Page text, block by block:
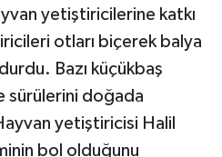
yetiştiricilerine katkı
otları biçerek balya
Bazı küçükbaş
sürülerini doğada
yetiştiricisi Halil
bol olduğunu